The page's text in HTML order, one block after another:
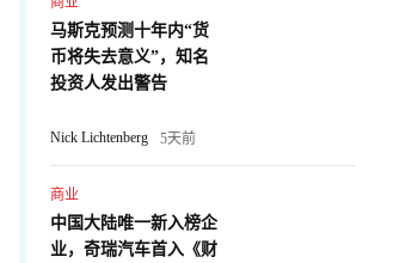
马斯克预测十年内“货
币将失去意义”，知名
投资人发出警告
Nick Lichtenberg 5天前
商业
中国大陆唯一新入榜企
业，奇瑞汽车首入《财